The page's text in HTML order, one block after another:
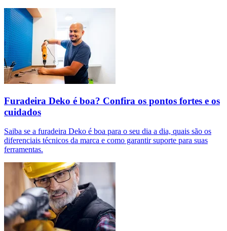
Furadeira Deko é boa? Confira os pontos fortes e os
cuidados
Saiba se a furadeira Deko é boa para o seu dia a dia, quais são os
diferenciais técnicos da marca e como garantir suporte para suas
ferramentas.